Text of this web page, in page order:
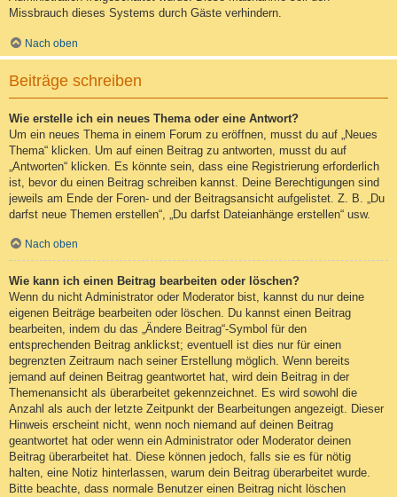
Missbrauch dieses Systems durch Gäste verhindern.
Nach oben
Beiträge schreiben
Wie erstelle ich ein neues Thema oder eine Antwort?
Um ein neues Thema in einem Forum zu eröffnen, musst du auf „Neues
Thema“ klicken. Um auf einen Beitrag zu antworten, musst du auf
„Antworten“ klicken. Es könnte sein, dass eine Registrierung erforderlich
ist, bevor du einen Beitrag schreiben kannst. Deine Berechtigungen sind
jeweils am Ende der Foren- und der Beitragsansicht aufgelistet. Z. B. „Du
darfst neue Themen erstellen“, „Du darfst Dateianhänge erstellen“ usw.
Nach oben
Wie kann ich einen Beitrag bearbeiten oder löschen?
Wenn du nicht Administrator oder Moderator bist, kannst du nur deine
eigenen Beiträge bearbeiten oder löschen. Du kannst einen Beitrag
bearbeiten, indem du das „Ändere Beitrag“-Symbol für den
entsprechenden Beitrag anklickst; eventuell ist dies nur für einen
begrenzten Zeitraum nach seiner Erstellung möglich. Wenn bereits
jemand auf deinen Beitrag geantwortet hat, wird dein Beitrag in der
Themenansicht als überarbeitet gekennzeichnet. Es wird sowohl die
Anzahl als auch der letzte Zeitpunkt der Bearbeitungen angezeigt. Dieser
Hinweis erscheint nicht, wenn noch niemand auf deinen Beitrag
geantwortet hat oder wenn ein Administrator oder Moderator deinen
Beitrag überarbeitet hat. Diese können jedoch, falls sie es für nötig
halten, eine Notiz hinterlassen, warum dein Beitrag überarbeitet wurde.
Bitte beachte, dass normale Benutzer einen Beitrag nicht löschen